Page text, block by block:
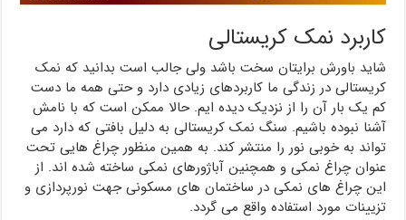
کاربرد نمک کریستالی
شاید باورش برایتان سخت باشد ولی جالب است بدانید که نمک
کریستالی در زندگی ما کاربردهای زیادی دارد و حتی همه ما دست
کم یک بار آن را از نزدیک دیده ایم. حالا ممکن است که با نامش
آشنا نبوده باشیم. سنگ نمک کریستالی به دلیل بافتی که دارد می
تواند به خوبی نور را منتشر کند. به همین منظور چراغ هایی تحت
عنوان چراغ نمکی و همچنین آباژورهای نمکی ساخته شده اند. از
این چراغ های نمکی در ساختمان های مسکونی جهت نورپردازی و
تزیینات مورد استفاده واقع می گردد.